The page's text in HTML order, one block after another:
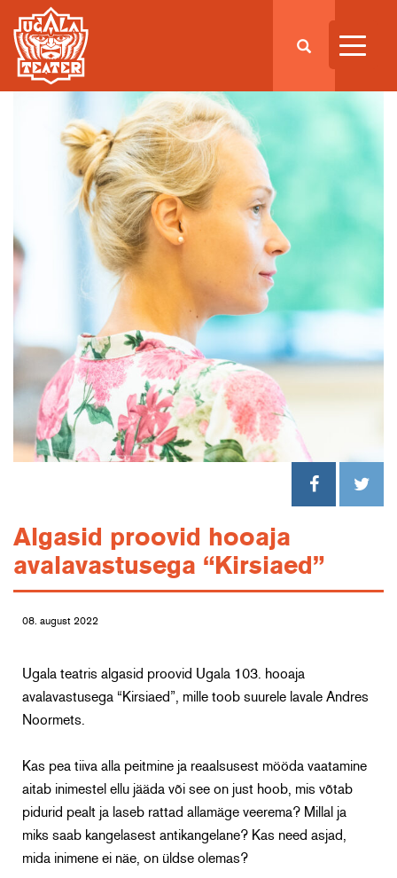
Algasid proovid hooaja
avalavastusega “Kirsiaed”
08. august 2022
Ugala teatris algasid proovid Ugala 103. hooaja
avalavastusega “Kirsiaed”, mille toob suurele lavale Andres
Noormets.
Kas pea tiiva alla peitmine ja reaalsusest mööda vaatamine
aitab inimestel ellu jääda või see on just hoob, mis võtab
pidurid pealt ja laseb rattad allamäge veerema? Millal ja
miks saab kangelasest antikangelane? Kas need asjad,
mida inimene ei näe, on üldse olemas?